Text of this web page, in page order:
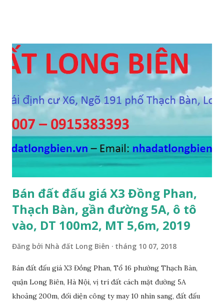
trung gian, Môi giới và Quảng cáo trực tuyến ĐÃ BÁN
Bán đất đấu giá X3 Đồng Phan,
Thạch Bàn, gần đường 5A, ô tô
vào, DT 100m2, MT 5,6m, 2019
Đăng bởi Nhà đất Long Biên tháng 10 07, 2018
Bán đất đấu giá X3 Đồng Phan, Tổ 16 phường Thạch Bàn,
quận Long Biên, Hà Nội, vị trí đất cách mặt đường 5A
khoảng 200m, đối diện công ty may 10 nhìn sang, đất đấu